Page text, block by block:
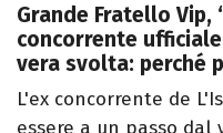
Grande Fratello Vip,
concorrente
vera svolta: perché
L'ex concorrente de
essere a un passo dal